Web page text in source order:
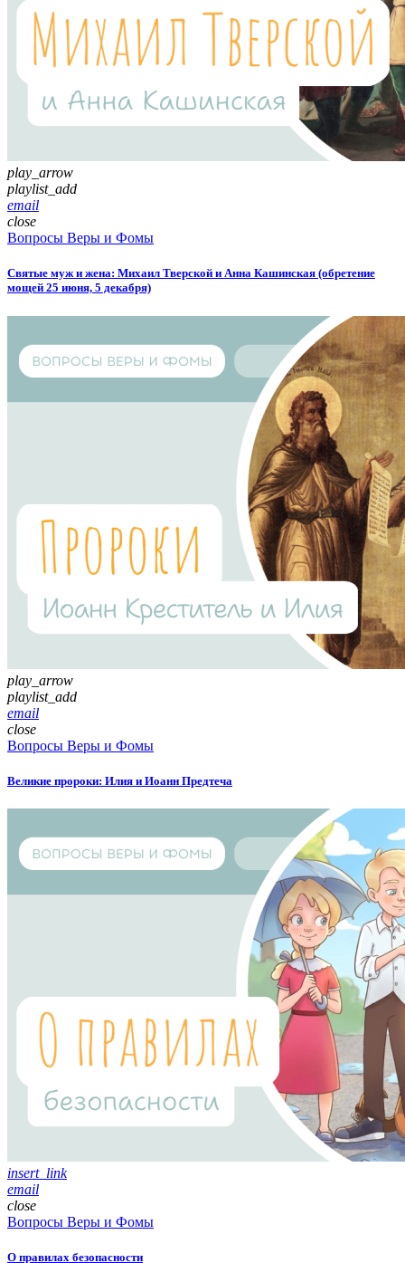
play_arrow
playlist_add
email
close
Вопросы Веры и Фомы
Святые муж и жена: Михаил Тверской и Анна Кашинская (обретение
мощей 25 июня, 5 декабря)
play_arrow
playlist_add
email
close
Вопросы Веры и Фомы
Великие пророки: Илия и Иоанн Предтеча
insert_link
email
close
Вопросы Веры и Фомы
О правилах безопасности